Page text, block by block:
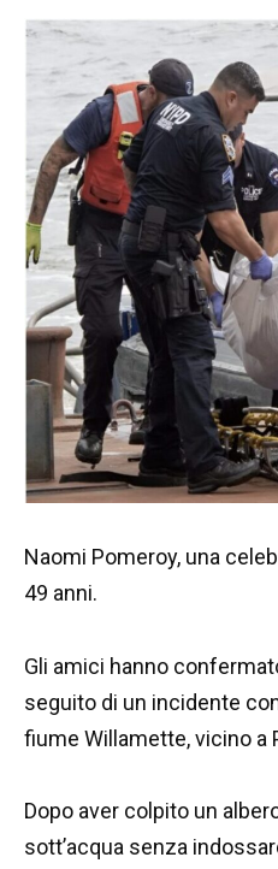
Naomi Pomeroy, una
49 anni.
Gli amici hanno
seguito di un incidente
fiume Willamette, vicino a
Dopo aver colpito un
sott’acqua senza